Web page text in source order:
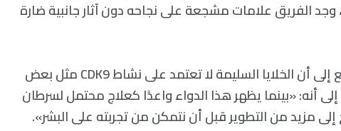
وجد الفريق علامات مشجعة على نجاحه دون آثار جانبية ضارة
يوضح المؤلفون أن هذا ربما يرجع إلى أن الخلايا السليمة لا تعتمد على نشاط CDK9 مثل بعض
أنه: «بينما يظهر هذا الدواء واعدًا كعلاج محتمل لسرطان
إلى مزيد من التطوير قبل أن نتمكن من تجربته على البشر».